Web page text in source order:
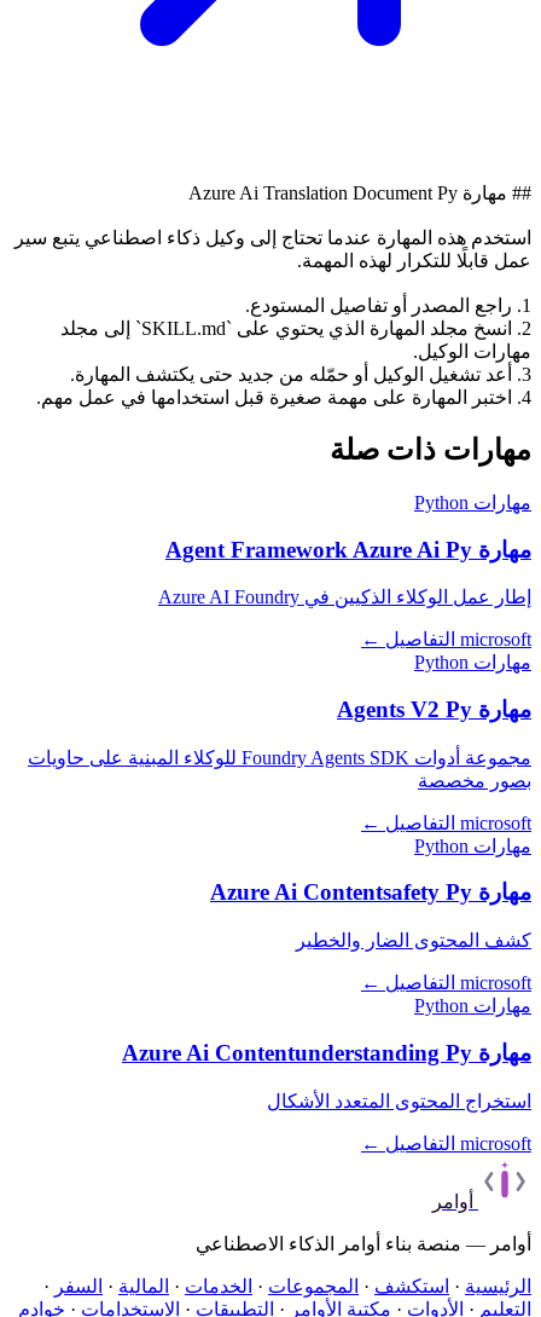
## مهارة Azure Ai Translation Document Py
استخدم هذه المهارة عندما تحتاج إلى وكيل ذكاء اصطناعي يتبع سير
عمل قابلًا للتكرار لهذه المهمة.
1. راجع المصدر أو تفاصيل المستودع.
2. انسخ مجلد المهارة الذي يحتوي على `SKILL.md` إلى مجلد
مهارات الوكيل.
3. أعد تشغيل الوكيل أو حمّله من جديد حتى يكتشف المهارة.
4. اختبر المهارة على مهمة صغيرة قبل استخدامها في عمل مهم.
مهارات ذات صلة
مهارات Python
مهارة Agent Framework Azure Ai Py
إطار عمل الوكلاء الذكيين في Azure AI Foundry
microsoft التفاصيل ←
مهارات Python
مهارة Agents V2 Py
مجموعة أدوات Foundry Agents SDK للوكلاء المبنية على حاويات
بصور مخصصة
microsoft التفاصيل ←
مهارات Python
مهارة Azure Ai Contentsafety Py
كشف المحتوى الضار والخطير
microsoft التفاصيل ←
مهارات Python
مهارة Azure Ai Contentunderstanding Py
استخراج المحتوى المتعدد الأشكال
microsoft التفاصيل ←
أوامر
أوامر — منصة بناء أوامر الذكاء الاصطناعي
الرئيسية · استكشف · المجموعات · الخدمات · المالية · السفر ·
التعليم · الأدوات · مكتبة الأوامر · التطبيقات · الاستخدامات · خوادم